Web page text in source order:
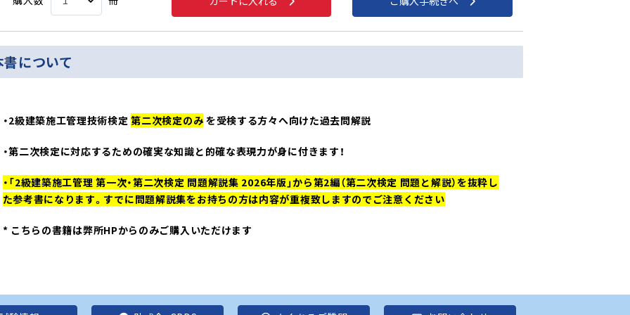
書について
・2級建築施工管理技術検定第二次検定のみ を受検する方々へ向けた過去問解説
・第二次検定に対応するための確実な知識と的確な表現力が身に付きます！
・「2級建築施工管理 第一次・第二次検定 問題解説集 2026年版」から第2編（第二次検定 問題と解説）を抜粋し
た参考書になります。すでに問題解説集をお持ちの方は内容が重複致しますのでご注意ください
* こちらの書籍は弊所HPからのみご購入いただけます